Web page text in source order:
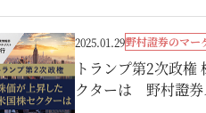
2025.01.29野村證券のマー
トランプ第2次政権
クターは 野村證券